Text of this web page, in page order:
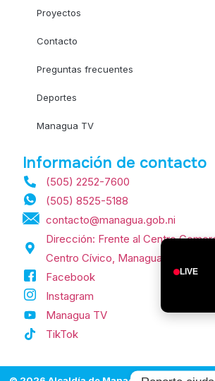
Proyectos
Contacto
Preguntas frecuentes
Deportes
Managua TV
Información de contacto
(505) 2252-7600
(505) 8525-5188
contacto@managua.gob.ni
Dirección: Frente al Centro
Centro Cívico, Managua, Nicaragua.
Facebook
Instagram
Managua TV
TikTok
LIVE